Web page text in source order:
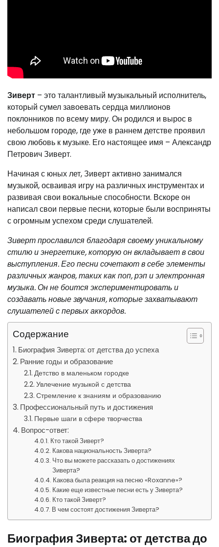
Зиверт – это талантливый музыкальный исполнитель,
который сумел завоевать сердца миллионов
поклонников по всему миру. Он родился и вырос в
небольшом городе, где уже в раннем детстве проявил
свою любовь к музыке. Его настоящее имя – Александр
Петрович Зиверт.
Начиная с юных лет, Зиверт активно занимался
музыкой, осваивая игру на различных инструментах и
развивая свои вокальные способности. Вскоре он
написал свои первые песни, которые были восприняты
с огромным успехом среди слушателей.
Зиверт прославился благодаря своему уникальному
стилю и энергетике, которую он вкладывает в свои
выступления. Его песни сочетают в себе элементы
различных жанров, таких как поп, рэп и электронная
музыка. Он не боится экспериментировать и
создавать новые звучания, которые захватывают
слушателей с первых аккордов.
Содержание
Биография Зиверта: от детства до успеха
Ранние годы и образование
Детство в маленьком городке
Увлечение музыкой с детства
Стремление к знаниям и образованию
Профессиональный путь и достижения
Первые шаги в сфере творчества
Вопрос-ответ:
Кто такой Зиверт?
Какова национальность Зиверта?
Что вы можете рассказать о достижениях
Зиверта?
Какова была реакция на песню «Roxanne»?
Какие еще известные песни есть у Зиверта?
Кто такой Зиверт?
В чем состоят достижения Зиверта?
Биография Зиверта: от детства до